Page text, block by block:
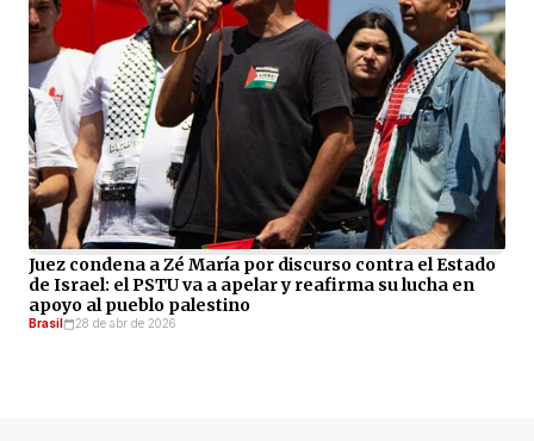
Juez condena a Zé María por discurso contra el Estado
de Israel: el PSTU va a apelar y reafirma su lucha en
apoyo al pueblo palestino
Brasil 28 de abr de 2026